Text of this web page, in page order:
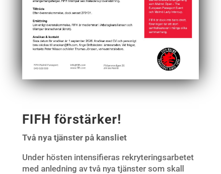
FIFH förstärker!
Två nya tjänster på kansliet
Under hösten intensifieras rekryteringsarbetet
med anledning av två nya tjänster som skall